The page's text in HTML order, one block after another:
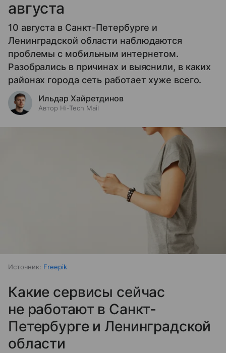
августа
10 августа в Санкт-Петербурге и
Ленинградской области наблюдаются
проблемы с мобильным интернетом.
Разобрались в причинах и выяснили, в каких
районах города сеть работает хуже всего.
Ильдар Хайретдинов
Автор Hi-Tech Mail
Источник: Freepik
Какие сервисы сейчас
не работают в Санкт-
Петербурге и Ленинградской
области